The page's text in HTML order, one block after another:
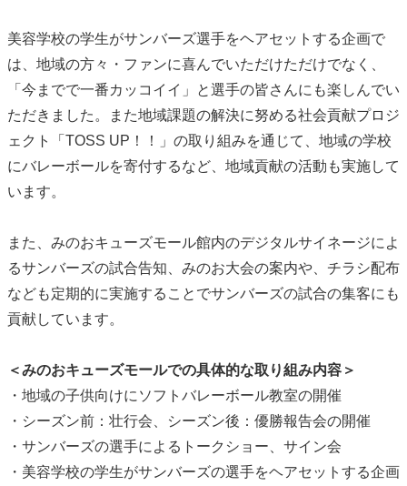
美容学校の学生がサンバーズ選手をヘアセットする企画で
は、地域の方々・ファンに喜んでいただけただけでなく、
「今までで一番カッコイイ」と選手の皆さんにも楽しんでい
ただきました。また地域課題の解決に努める社会貢献プロジ
ェクト「TOSS UP！！」の取り組みを通じて、地域の学校
にバレーボールを寄付するなど、地域貢献の活動も実施して
います。
また、みのおキューズモール館内のデジタルサイネージによ
るサンバーズの試合告知、みのお大会の案内や、チラシ配布
なども定期的に実施することでサンバーズの試合の集客にも
貢献しています。
＜みのおキューズモールでの具体的な取り組み内容＞
・地域の子供向けにソフトバレーボール教室の開催
・シーズン前：壮行会、シーズン後：優勝報告会の開催
・サンバーズの選手によるトークショー、サイン会
・美容学校の学生がサンバーズの選手をヘアセットする企画